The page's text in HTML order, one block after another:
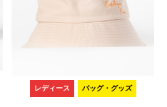
レディース バッグ・グッズ